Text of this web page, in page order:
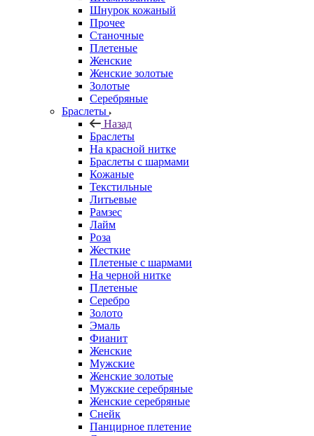
Шнурок кожаный
Прочее
Станочные
Плетеные
Женские
Женские золотые
Золотые
Серебряные
Браслеты
Назад
Браслеты
На красной нитке
Браслеты с шармами
Кожаные
Текстильные
Литьевые
Рамзес
Лайм
Роза
Жесткие
Плетеные с шармами
На черной нитке
Плетеные
Серебро
Золото
Эмаль
Фианит
Женские
Мужские
Женские золотые
Мужские серебряные
Женские серебряные
Снейк
Панцирное плетение